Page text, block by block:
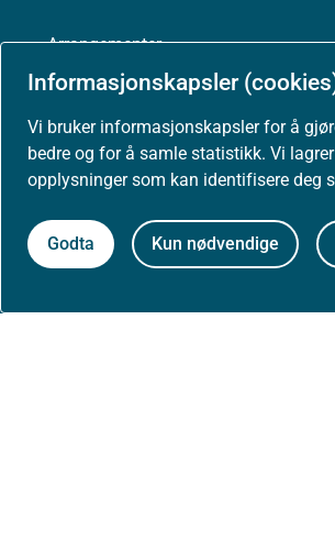
Informasjonskapsler
Vi bruker informasjonskapsler for å
bedre og for å samle statistikk. Vi
opplysninger som kan identifisere deg
Godta Kun nødvendige
Arrangementer
Presse